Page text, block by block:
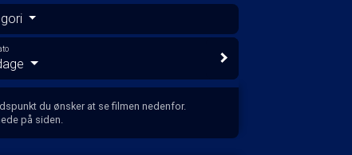
du ønsker at se filmen nedenfor.
på siden.